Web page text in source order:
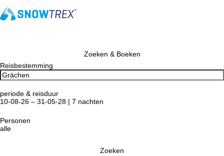
Zoeken & Boeken
Reisbestemming
periode & reisduur
10-08-26 – 31-05-28 | 7 nachten
Personen
alle
Zoeken